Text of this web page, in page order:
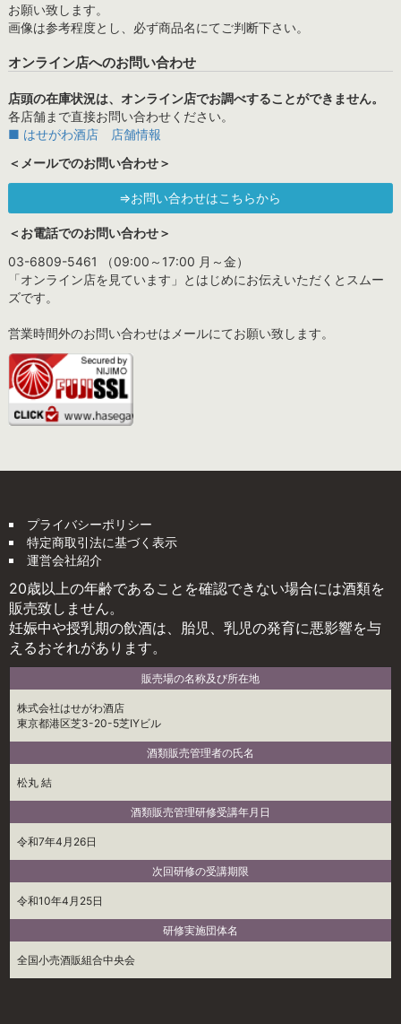
お願い致します。
画像は参考程度とし、必ず商品名にてご判断下さい。
オンライン店へのお問い合わせ
店頭の在庫状況は、オンライン店でお調べすることができません。
各店舗まで直接お問い合わせください。
■ はせがわ酒店 店舗情報
＜メールでのお問い合わせ＞
⇒お問い合わせはこちらから
＜お電話でのお問い合わせ＞
03-6809-5461 （09:00～17:00 月～金）
「オンライン店を見ています」とはじめにお伝えいただくとスムー
ズです。
営業時間外のお問い合わせはメールにてお願い致します。
プライバシーポリシー
特定商取引法に基づく表示
運営会社紹介
20歳以上の年齢であることを確認できない場合には酒類を
販売致しません。
妊娠中や授乳期の飲酒は、胎児、乳児の発育に悪影響を与
えるおそれがあります。
販売場の名称及び所在地
株式会社はせがわ酒店
東京都港区芝3-20-5芝IYビル
酒類販売管理者の氏名
松丸 結
酒類販売管理研修受講年月日
令和7年4月26日
次回研修の受講期限
令和10年4月25日
研修実施団体名
全国小売酒販組合中央会